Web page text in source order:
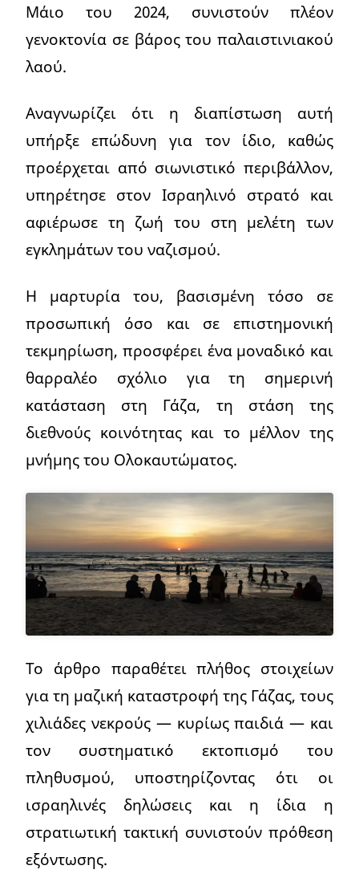
Μάιο του 2024, συνιστούν πλέον
γενοκτονία σε βάρος του παλαιστινιακού
λαού.
Αναγνωρίζει ότι η διαπίστωση αυτή
υπήρξε επώδυνη για τον ίδιο, καθώς
προέρχεται από σιωνιστικό περιβάλλον,
υπηρέτησε στον Ισραηλινό στρατό και
αφιέρωσε τη ζωή του στη μελέτη των
εγκλημάτων του ναζισμού.
Η μαρτυρία του, βασισμένη τόσο σε
προσωπική όσο και σε επιστημονική
τεκμηρίωση, προσφέρει ένα μοναδικό και
θαρραλέο σχόλιο για τη σημερινή
κατάσταση στη Γάζα, τη στάση της
διεθνούς κοινότητας και το μέλλον της
μνήμης του Ολοκαυτώματος.
Το άρθρο παραθέτει πλήθος στοιχείων
για τη μαζική καταστροφή της Γάζας, τους
χιλιάδες νεκρούς — κυρίως παιδιά — και
τον συστηματικό εκτοπισμό του
πληθυσμού, υποστηρίζοντας ότι οι
ισραηλινές δηλώσεις και η ίδια η
στρατιωτική τακτική συνιστούν πρόθεση
εξόντωσης.